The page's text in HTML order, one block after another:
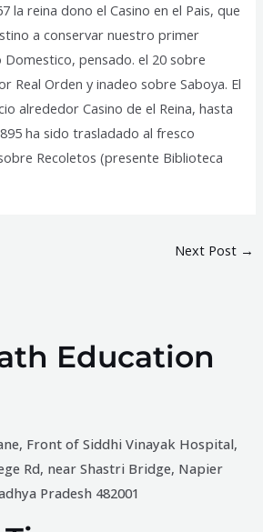
la reina dono el Casino en el Pais, que
a conservar nuestro primer
Domestico, pensado. el 20 sobre
Real Orden y inadeo sobre Saboya. El
alrededor Casino de el Reina, hasta
ha sido trasladado al fresco
Recoletos (presente Biblioteca
Next Post →
Education
Front of Siddhi Vinayak Hospital,
Rd, near Shastri Bridge, Napier
Pradesh 482001